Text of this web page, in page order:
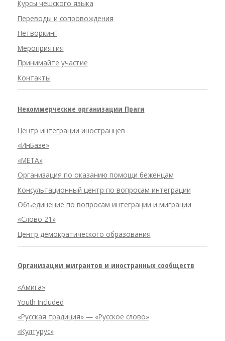
Курсы чешского языка
Переводы и сопровождения
Нетворкинг
Мероприятия
Принимайте участие
Контакты
Некоммерческие организации Праги
Центр интеграции иностранцев
«ИнБазе»
«META»
Организация по оказанию помощи беженцам
Консультационный центр по вопросам интеграции
Объединение по вопросам интеграции и миграции
«Слово 21»
Центр демократического образования
Организации мигрантов и иностранных сообществ
«Амига»
Youth Included
«Русская традиция» — «Русское слово»
«Културус»